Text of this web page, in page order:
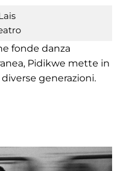
fonde danza
Pidikwe mette in
generazioni.